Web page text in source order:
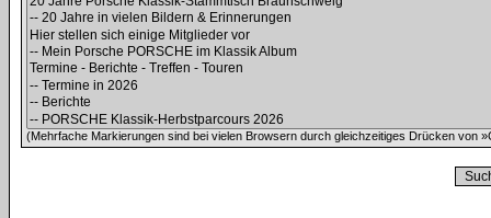
(Mehrfache Markierungen sind bei vielen Browsern durch gleichzeitiges Drücken von